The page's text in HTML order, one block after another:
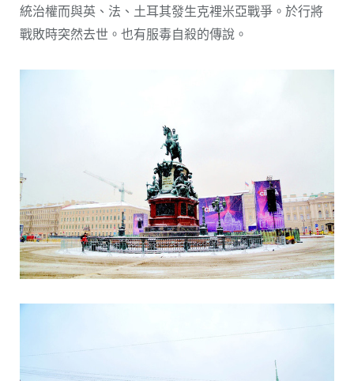
統治權而與英、法、土耳其發生克裡米亞戰爭。於行將
戰敗時突然去世。也有服毒自殺的傳說。